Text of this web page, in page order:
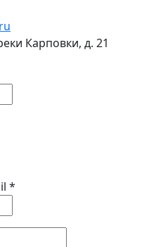
Карповки, д. 21
*